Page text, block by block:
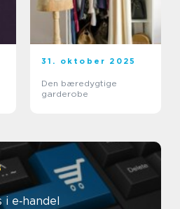
31. oktober 2025
Den bæredygtige
garderobe
e‑handel